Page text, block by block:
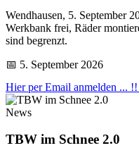
Wendhausen, 5. September
Werkbank frei, Räder
sind begrenzt.
📅 5. September 2026
Hier per Email anmelden ...
News
TBW im Schnee 2.0